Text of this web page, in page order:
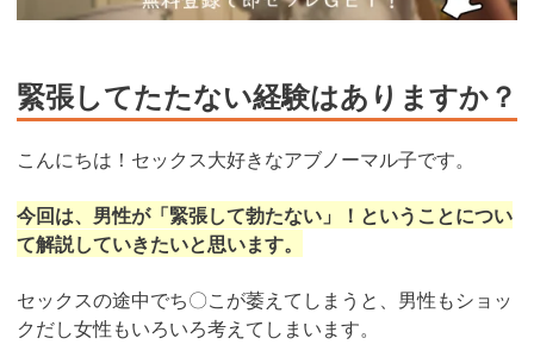
緊張してたたない経験はありますか？
こんにちは！セックス大好きなアブノーマル子です。
今回は、男性が「緊張して勃たない」！ということについ
て解説していきたいと思います。
セックスの途中でち〇こが萎えてしまうと、男性もショッ
クだし女性もいろいろ考えてしまいます。